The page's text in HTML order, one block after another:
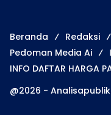
Beranda Redaksi
Pedoman Media Ai
INFO DAFTAR HARGA
@2026 -